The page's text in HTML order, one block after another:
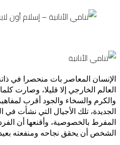
الإنسان المعاصر بات منحصرا في
العالم الخارجي إلا قليلا، وصارت
والكرم والسخاء والجود أقرب
الجديدة، تلك الأجيال التي نشأت
المفرط بالخصوصية، وأقنعها أن
الشخص أن يحقق نجاحه ومنفعته